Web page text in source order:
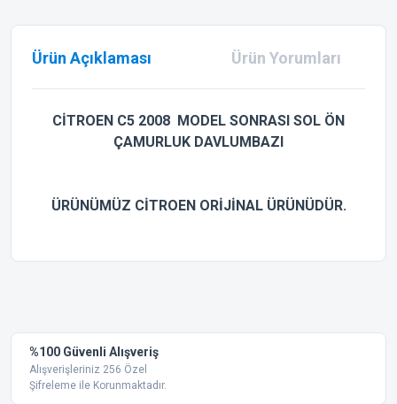
Ürün Açıklaması Ürün Yorumları
CİTROEN C5 2008 MODEL SONRASI SOL ÖN
ÇAMURLUK DAVLUMBAZI
ÜRÜNÜMÜZ CİTROEN ORİJİNAL ÜRÜNÜDÜR.
Ürün resmi kalitesiz, bozuk veya görüntülenemiyor.
Ürün açıklamasında eksik bilgiler bulunuyor.
%100 Güvenli Alışveriş
Alışverişleriniz 256 Özel
Şifreleme ile Korunmaktadır.